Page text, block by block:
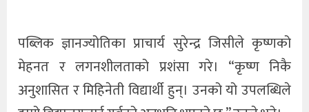
पब्लिक ज्ञानज्योतिका प्राचार्य सुरेन्द्र जिसीले कृष्णको
मेहनत र लगनशीलताको प्रशंसा गरे। “कृष्ण निकै
अनुशासित र मिहिनेती विद्यार्थी हुन्। उनको यो उपलब्धिले